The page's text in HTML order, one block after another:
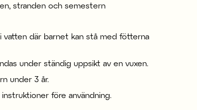
stranden och semestern
vatten där barnet kan stå med fötterna
under ständig uppsikt av en vuxen.
under 3 år.
instruktioner före användning.